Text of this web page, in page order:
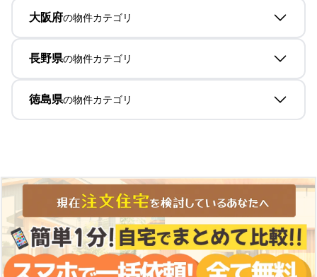
大阪府の物件カテゴリ
長野県の物件カテゴリ
徳島県の物件カテゴリ